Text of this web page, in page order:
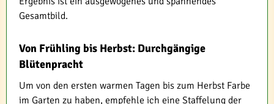
Gesamtbild.
Von Frühling bis Herbst: Durchgängige
Blütenpracht
Um von den ersten warmen Tagen bis zum Herbst Farbe
im Garten zu haben, empfehle ich eine Staffelung der